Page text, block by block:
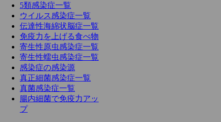
5類感染症一覧
ウイルス感染症一覧
伝達性海綿状脳症一覧
免疫力を上げる食べ物
寄生性原虫感染症一覧
寄生性蠕虫感染症一覧
感染症の感染源
真正細菌感染症一覧
真菌感染症一覧
腸内細菌で免疫力アッ
プ